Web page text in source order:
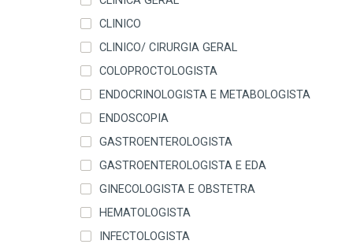
CLINICO
CLINICO/ CIRURGIA GERAL
COLOPROCTOLOGISTA
ENDOCRINOLOGISTA E METABOLOGISTA
ENDOSCOPIA
GASTROENTEROLOGISTA
GASTROENTEROLOGISTA E EDA
GINECOLOGISTA E OBSTETRA
HEMATOLOGISTA
INFECTOLOGISTA